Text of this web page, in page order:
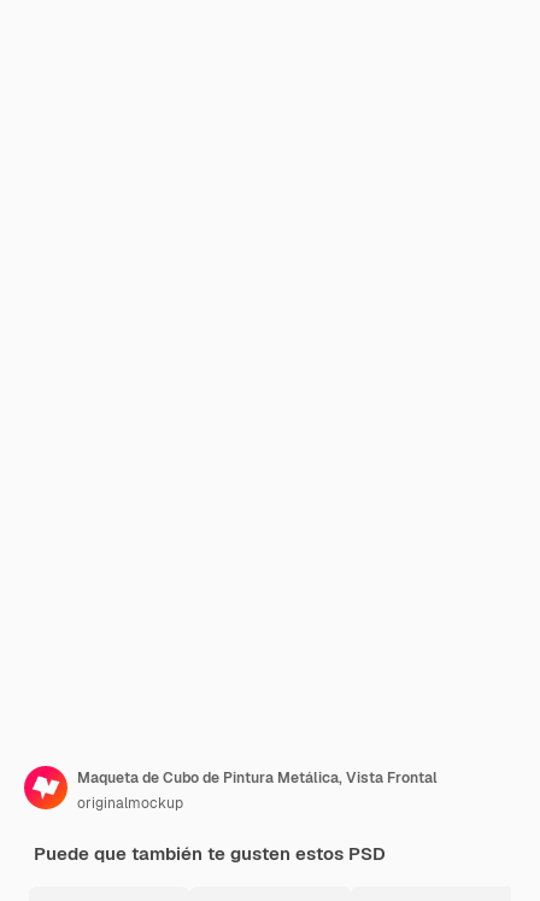
Maqueta de Cubo de Pintura Metálica, Vista Frontal
originalmockup
Puede que también te gusten estos PSD